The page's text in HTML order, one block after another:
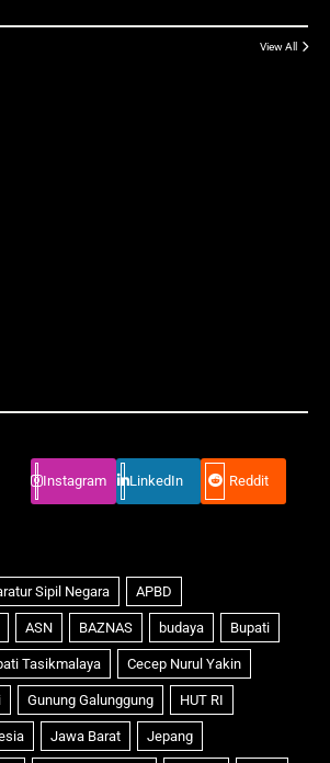
View All
Instagram LinkedIn Reddit